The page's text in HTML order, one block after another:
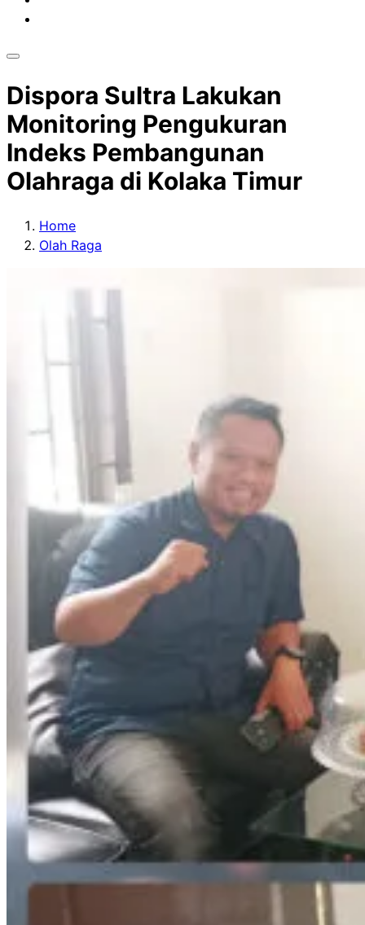
Dispora Sultra Lakukan
Monitoring Pengukuran
Indeks Pembangunan
Olahraga di Kolaka Timur
Home
Olah Raga